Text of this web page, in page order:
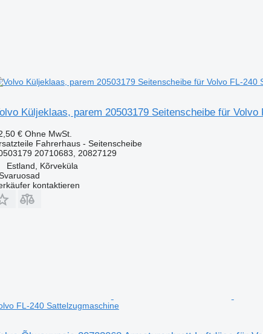
Küljeklaas, parem 20503179 Seitenscheibe für
€ Ohne MwSt.
Fahrerhaus - Seitenscheibe
20710683, 20827129
Estland, Kõrveküla
kontaktieren
FL-240 Sattelzugmaschine